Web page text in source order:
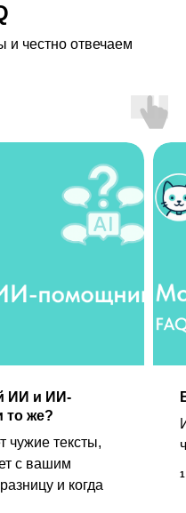
честно отвечаем
ИИ и ИИ-
то же?
чужие тексты,
с вашим
и когда